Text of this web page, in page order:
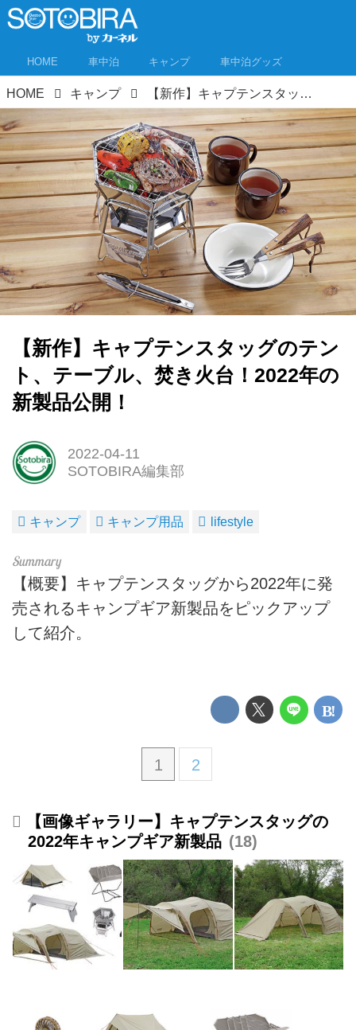
HOME 車中泊 キャンプ 車中泊グッズ
HOME キャンプ 【新作】キャプテンスタッグのテント、テーブル、焚き火台！2022年の新製品公開！
【新作】キャプテンスタッグのテン
ト、テーブル、焚き火台！2022年の
新製品公開！
2022-04-11
SOTOBIRA編集部
キャンプ キャンプ用品 lifestyle
【概要】キャプテンスタッグから2022年に発
売されるキャンプギア新製品をピックアップ
して紹介。
1 2
【画像ギャラリー】キャプテンスタッグの
2022年キャンプギア新製品
18